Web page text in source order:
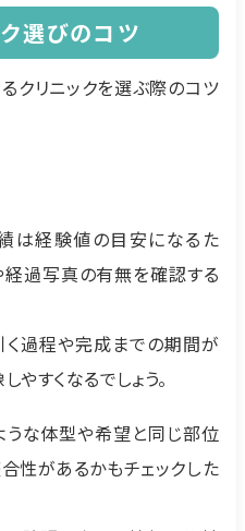
選びのコツ
クリニックを選ぶ際のコツ
は経験値の目安になるた
経過写真の有無を確認する
過程や完成までの期間が
すくなるでしょう。
うな体型や希望と同じ部位
性があるかもチェックした